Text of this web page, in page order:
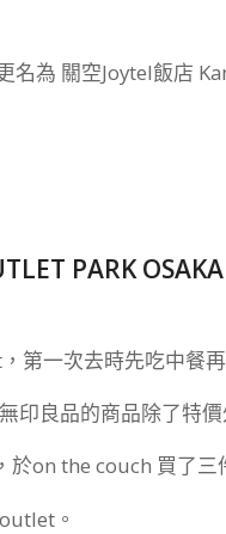
為 關空Joytel飯店
PARK
第一次去時先吃中餐
良品的商品除了特價
on the couch 買了三
。